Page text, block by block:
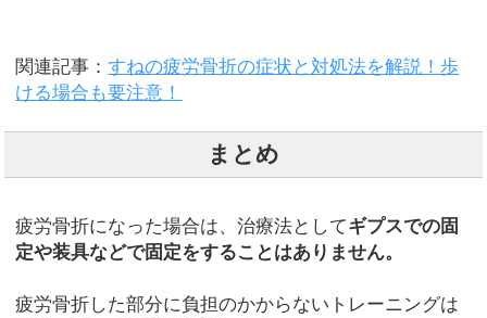
関連記事：すねの疲労骨折の症状と対処法を解説！歩
ける場合も要注意！
まとめ
疲労骨折になった場合は、治療法としてギプスでの固
定や装具などで固定をすることはありません。
疲労骨折した部分に負担のかからないトレーニングは